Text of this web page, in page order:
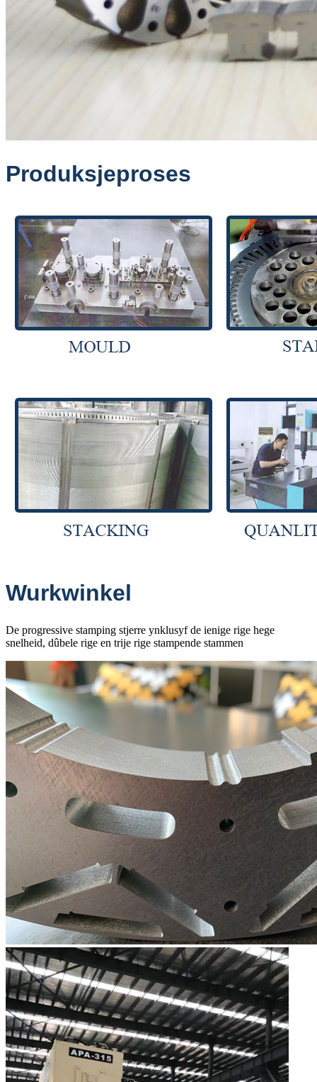
Produksjeproses
Wurkwinkel
De progressive stamping stjerre ynklusyf de ienige rige hege
snelheid, dûbele rige en trije rige stampende stammen